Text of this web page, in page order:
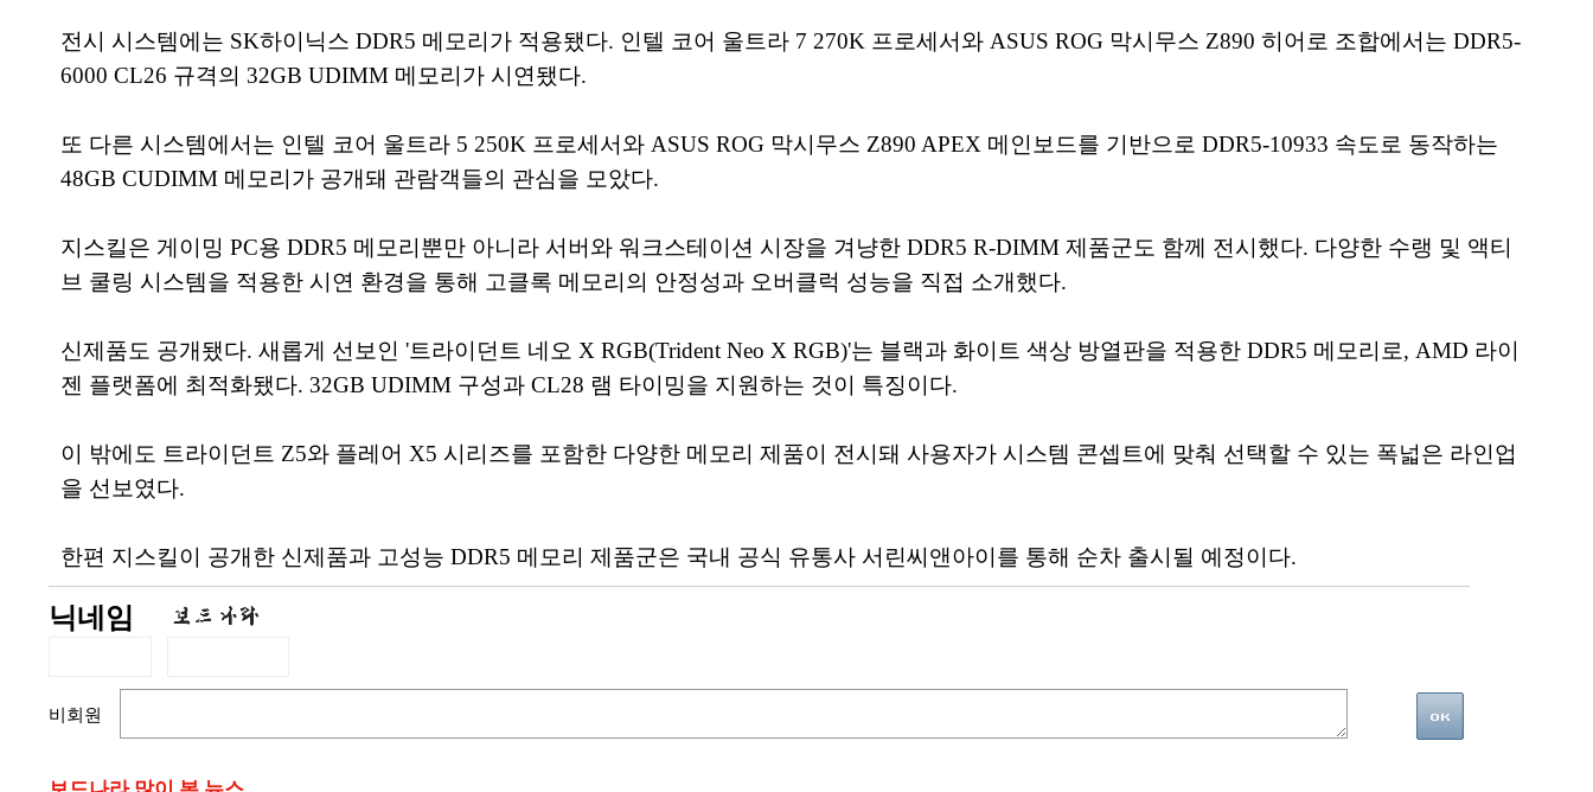
전시 시스템에는 SK하이닉스 DDR5 메모리가 적용됐다. 인텔 코어 울트라 7 270K 프로세서와 ASUS ROG 막시무스 Z890 히어로 조합에서는 DDR5-
6000 CL26 규격의 32GB UDIMM 메모리가 시연됐다.
또 다른 시스템에서는 인텔 코어 울트라 5 250K 프로세서와 ASUS ROG 막시무스 Z890 APEX 메인보드를 기반으로 DDR5-10933 속도로 동작하는
48GB CUDIMM 메모리가 공개돼 관람객들의 관심을 모았다.
지스킬은 게이밍 PC용 DDR5 메모리뿐만 아니라 서버와 워크스테이션 시장을 겨냥한 DDR5 R-DIMM 제품군도 함께 전시했다. 다양한 수랭 및 액티
브 쿨링 시스템을 적용한 시연 환경을 통해 고클록 메모리의 안정성과 오버클럭 성능을 직접 소개했다.
신제품도 공개됐다. 새롭게 선보인 '트라이던트 네오 X RGB(Trident Neo X RGB)'는 블랙과 화이트 색상 방열판을 적용한 DDR5 메모리로, AMD 라이
젠 플랫폼에 최적화됐다. 32GB UDIMM 구성과 CL28 램 타이밍을 지원하는 것이 특징이다.
이 밖에도 트라이던트 Z5와 플레어 X5 시리즈를 포함한 다양한 메모리 제품이 전시돼 사용자가 시스템 콘셉트에 맞춰 선택할 수 있는 폭넓은 라인업
을 선보였다.
한편 지스킬이 공개한 신제품과 고성능 DDR5 메모리 제품군은 국내 공식 유통사 서린씨앤아이를 통해 순차 출시될 예정이다.
닉네임
비회원